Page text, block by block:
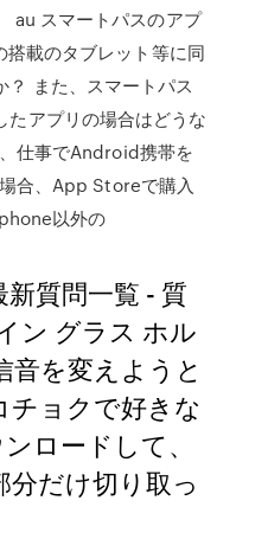
au スマートパスのアプ
載のタブレット等に同
また、スマートパス
たアプリの場合はどうな
仕事でAndroid携帯を
合、App Storeで購入
以外の
新質問一覧 - 質
ン グラス ホル
音を変えようと
ョクで好きな
ロードして、
だけ切り取っ